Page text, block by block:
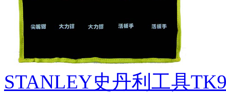
STANLEY史丹利工具